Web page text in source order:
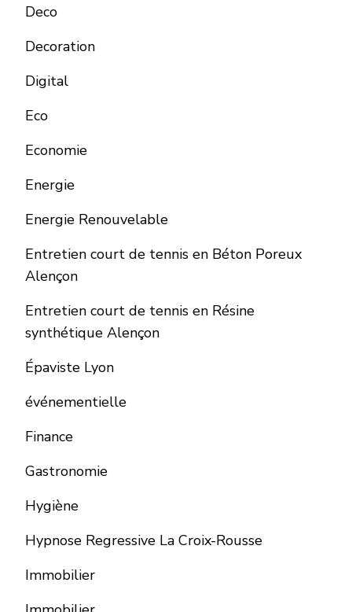
Deco
Decoration
Digital
Eco
Economie
Energie
Energie Renouvelable
Entretien court de tennis en Béton Poreux
Alençon
Entretien court de tennis en Résine
synthétique Alençon
Épaviste Lyon
événementielle
Finance
Gastronomie
Hygiène
Hypnose Regressive La Croix-Rousse
Immobilier